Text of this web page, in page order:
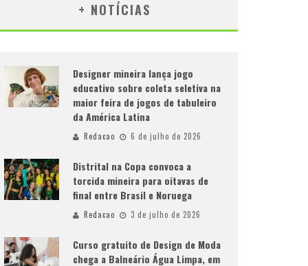
+ NOTÍCIAS
Designer mineira lança jogo
educativo sobre coleta seletiva na
maior feira de jogos de tabuleiro
da América Latina
Redacao 6 de julho de 2026
Distrital na Copa convoca a
torcida mineira para oitavas de
final entre Brasil e Noruega
Redacao 3 de julho de 2026
Curso gratuito de Design de Moda
chega a Balneário Água Limpa, em